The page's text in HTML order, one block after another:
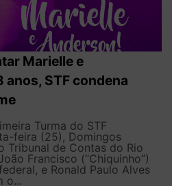
Marielle e
STF condena
Turma do STF
feira (25), Domingos
Tribunal de Contas do Rio
Francisco (“Chiquinho”)
e Ronald Paulo Alves
o...